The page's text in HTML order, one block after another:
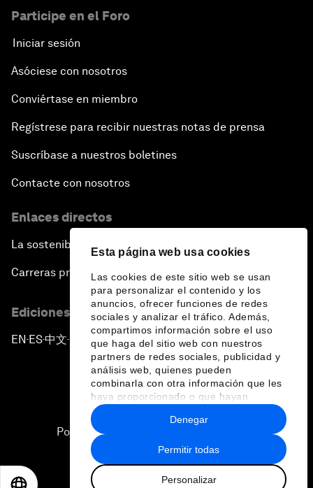
Esta página web usa cookies
Las cookies de este sitio web se usan
para personalizar el contenido y los
anuncios, ofrecer funciones de redes
sociales y analizar el tráfico. Además,
compartimos información sobre el uso
que haga del sitio web con nuestros
partners de redes sociales, publicidad y
análisis web, quienes pueden
combinarla con otra información que les
haya proporcionado o que hayan
recopilado a partir del uso que haya
hecho de sus servicios.
Permitir todas
Personalizar
Denegar
Participe en el Foro
Iniciar sesión
Asóciese con nosotros
Conviértase en miembro
Regístrese para recibir nuestras notas de prensa
Suscríbase a nuestros boletines
Contacte con nosotros
Enlaces directos
La sostenibilidad en el Foro
Carreras profesionales
Ediciones en otros idiomas
EN ▪ ES▪中文▪ 日本語
Política de privacidad y normas de uso
2026 Foro Económico Mundial